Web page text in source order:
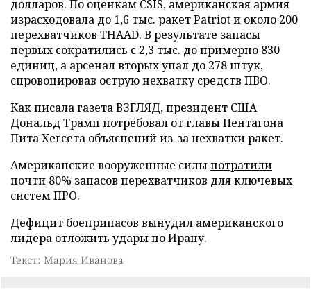
долларов. По оценкам CSIS, американская армия
израсходовала до 1,6 тыс. ракет Patriot и около 200
перехватчиков THAAD. В результате запасы
первых сократились с 2,3 тыс. до примерно 830
единиц, а арсенал вторых упал до 278 штук,
спровоцировав острую нехватку средств ПВО.
Как писала газета ВЗГЛЯД, президент США
Дональд Трамп потребовал от главы Пентагона
Пита Хегсета объяснений из-за нехватки ракет.
Американские вооруженные силыпотратили
почти 80% запасов перехватчиков для ключевых
систем ПРО.
Дефицит боеприпасов вынудил американского
лидера отложить удары по Ирану.
Текст: Мария Иванова